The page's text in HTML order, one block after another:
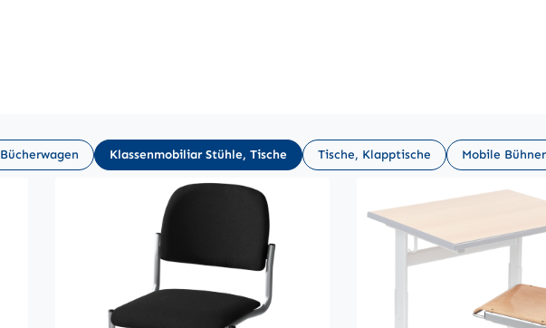
Bücherwagen Klassenmobiliar Stühle, Tische Tische, Klapptische Mobile